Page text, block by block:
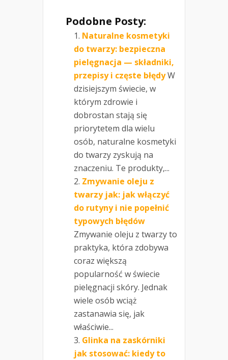
Podobne Posty:
Naturalne kosmetyki
do twarzy: bezpieczna
pielęgnacja — składniki,
przepisy i częste błędyW
dzisiejszym świecie, w
którym zdrowie i
dobrostan stają się
priorytetem dla wielu
osób, naturalne kosmetyki
do twarzy zyskują na
znaczeniu. Te produkty,...
Zmywanie oleju z
twarzy jak: jak włączyć
do rutyny i nie popełnić
typowych błędów
Zmywanie oleju z twarzy to
praktyka, która zdobywa
coraz większą
popularność w świecie
pielęgnacji skóry. Jednak
wiele osób wciąż
zastanawia się, jak
właściwie...
Glinka na zaskórniki
jak stosować: kiedy to